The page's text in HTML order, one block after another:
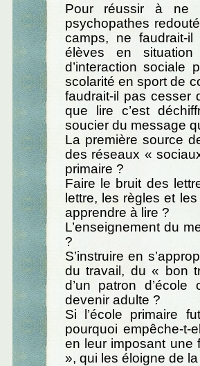
Pour réussir à ne
psychopathes
camps, ne faudrait-
élèves en situation
d’interaction sociale
scolarité en sport de
faudrait-il pas cesser
que lire c’est
soucier du message
La première source
des réseaux «
primaire ?
Faire le bruit des
lettre, les règles et
apprendre à lire ?
L’enseignement du
?
S’instruire en
du travail, du « bon
d’un patron
devenir adulte ?
Si l’école primaire
pourquoi empêche-t-
en leur imposant une
», qui les éloigne de